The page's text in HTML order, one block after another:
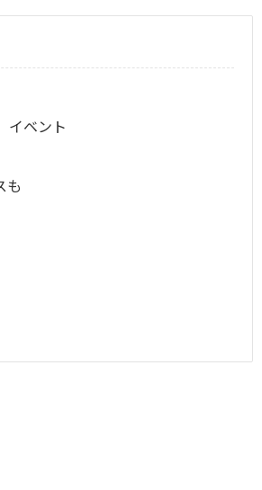
イベント
も